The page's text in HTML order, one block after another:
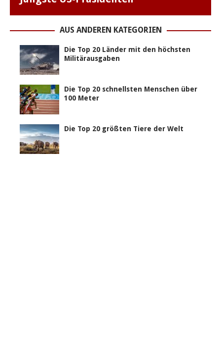
AUS ANDEREN KATEGORIEN
Die Top 20 Länder mit den höchsten
Militärausgaben
Die Top 20 schnellsten Menschen über
100 Meter
Die Top 20 größten Tiere der Welt